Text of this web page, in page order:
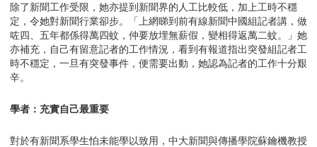
除了新聞工作受限，她亦提到新聞界的人工比較低，加上工時不穩
定，令她對新聞行業卻步。「上網睇到前有線新聞中國組記者講，做
咗四、五年都係得萬四蚊，仲要放埋無薪假，變相得返萬二蚊。」她
亦補充，自己有留意記者的工作情況，看到有報道指出突發組記者工
時不穩定，一旦有突發事件，便需要出動，她認為記者的工作十分艱
辛。
學者：充實自己最重要
對於有新聞系學生怕未能學以致用，中大新聞與傳播學院蘇鑰機教授